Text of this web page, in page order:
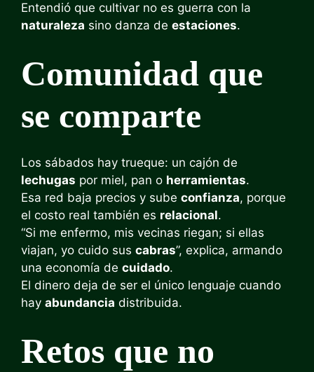
Entendió que cultivar no es guerra con la
naturaleza sino danza de estaciones.
Comunidad que
se comparte
Los sábados hay trueque: un cajón de
lechugas por miel, pan o herramientas.
Esa red baja precios y sube confianza, porque
el costo real también es relacional.
“Si me enfermo, mis vecinas riegan; si ellas
viajan, yo cuido sus cabras”, explica, armando
una economía de cuidado.
El dinero deja de ser el único lenguaje cuando
hay abundancia distribuida.
Retos que no